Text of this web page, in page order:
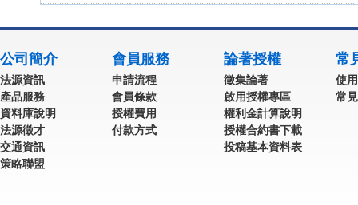
公司簡介
法源資訊
產品服務
資料庫說明
法源徵才
交通資訊
策略聯盟
會員服務
申請流程
會員條款
授權費用
付款方式
論著授權
徵集論著
啟用授權專區
權利金計算說明
授權合約書下載
投稿基本資料表
常
使
常